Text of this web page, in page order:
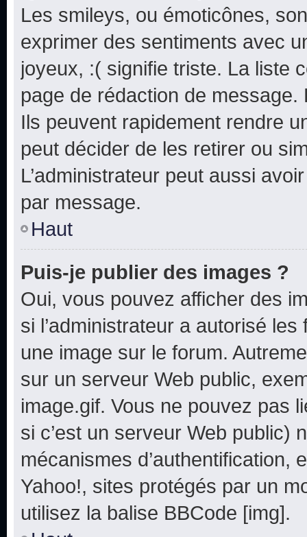
Les smileys, ou émoticônes,
exprimer des sentiments avec
joyeux, :( signifie triste. La liste
page de rédaction de
Ils peuvent rapidement rendre
peut décider de les retirer ou
L’administrateur peut aussi
par message.
Haut
Puis-je publier des images ?
Oui, vous pouvez afficher des
si l’administrateur a autorisé
une image sur le forum.
sur un serveur Web public,
image.gif. Vous ne pouvez pas
si c’est un serveur Web public)
mécanismes d’authentification,
Yahoo!, sites protégés par un
utilisez la balise BBCode [img].